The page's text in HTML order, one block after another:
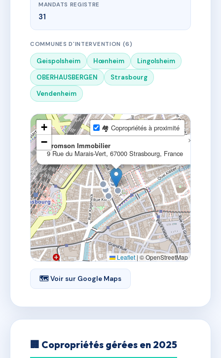
MANDATS REGISTRE
31
COMMUNES D'INTERVENTION (6)
Geispolsheim Hœnheim
Lingolsheim
OBERHAUSBERGEN
Strasbourg
Vendenheim
Dromson Immobilier
9 Rue du Marais-Vert, 67000 Strasbourg, France
×
+
−
🏘 Copropriétés à proximité
Leaflet | © OpenStreetMap
🗺 Voir sur Google Maps
🏢 Copropriétés gérées en 2025